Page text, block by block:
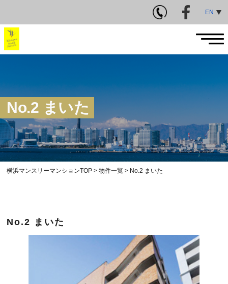
EN
No.2 まいた
横浜マンスリーマンションTOP >物件一覧 > No.2 まいた
No.2 まいた